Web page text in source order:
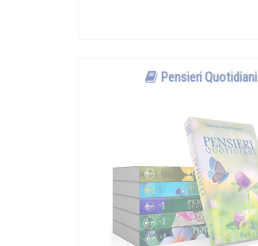
Pensieri Quotidiani